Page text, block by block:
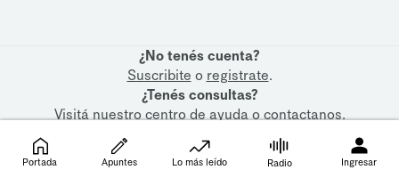
¿No tenés cuenta?
Suscribite o registrate.
¿Tenés consultas?
Visitá nuestrocentro de ayudaocontactanos.
Portada Apuntes Lo más leído Radio Ingresar